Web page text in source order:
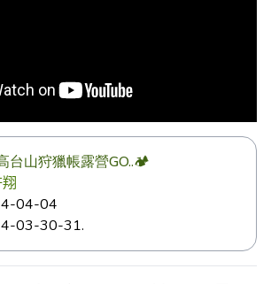
台山狩獵帳露營GO..🏕️
04-04
03-30-31.